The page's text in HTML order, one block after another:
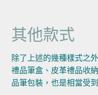
其他款式
除了上述的幾種樣式之
禮品筆盒、皮革禮品收
品筆包裝，也是相當受